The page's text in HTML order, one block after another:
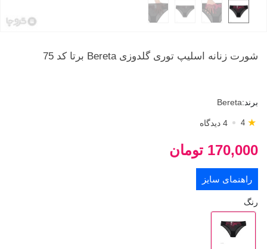
شورت زنانه اسلیپ توری گلدوزی Bereta برتا کد 75
برند:Bereta
4 ★ 4 دیدگاه
170,000 تومان
راهنمای سایز
رنگ